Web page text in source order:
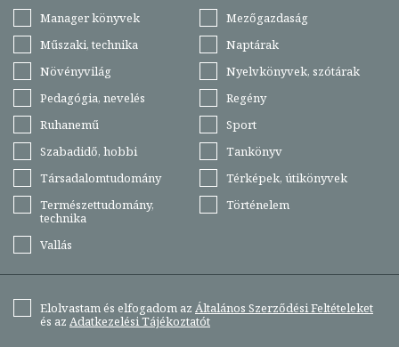
Manager könyvek
Mezőgazdaság
Műszaki, technika
Naptárak
Növényvilág
Nyelvkönyvek, szótárak
Pedagógia, nevelés
Regény
Ruhanemű
Sport
Szabadidő, hobbi
Tankönyv
Társadalomtudomány
Térképek, útikönyvek
Természettudomány,
technika
Történelem
Vallás
Elolvastam és elfogadom az Általános Szerződési Feltételeket
és az Adatkezelési Tájékoztatót